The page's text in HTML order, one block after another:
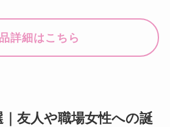
詳細はこちら
｜友人や職場女性への誕